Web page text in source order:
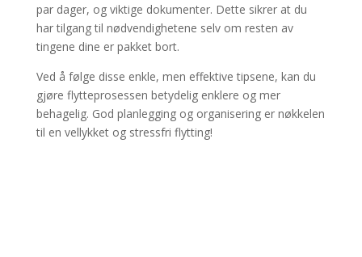
par dager, og viktige dokumenter. Dette sikrer at du
har tilgang til nødvendighetene selv om resten av
tingene dine er pakket bort.
Ved å følge disse enkle, men effektive tipsene, kan du
gjøre flytteprosessen betydelig enklere og mer
behagelig. God planlegging og organisering er nøkkelen
til en vellykket og stressfri flytting!